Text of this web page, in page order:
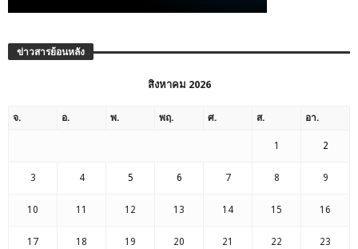
ข่าวสารย้อนหลัง
สิงหาคม 2026
จ. อ. พ. พฤ. ศ. ส. อา.
1 2
3 4 5 6 7 8 9
10 11 12 13 14 15 16
17 18 19 20 21 22 23